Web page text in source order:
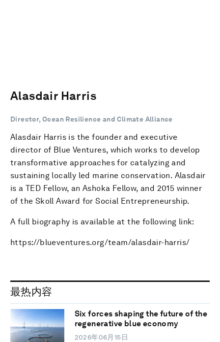
Alasdair Harris
Director, Ocean Resilience and Climate Alliance
Alasdair Harris is the founder and executive
director of Blue Ventures, which works to develop
transformative approaches for catalyzing and
sustaining locally led marine conservation. Alasdair
is a TED Fellow, an Ashoka Fellow, and 2015 winner
of the Skoll Award for Social Entrepreneurship.
A full biography is available at the following link:
https://blueventures.org/team/alasdair-harris/
最热内容
Six forces shaping the future of the
regenerative blue economy
2026年06月15日